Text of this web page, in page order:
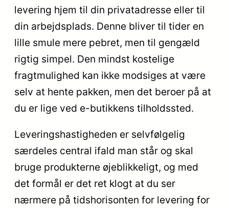
levering hjem til din privatadresse eller til
din arbejdsplads. Denne bliver til tider en
lille smule mere pebret, men til gengæld
rigtig simpel. Den mindst kostelige
fragtmulighed kan ikke modsiges at være
selv at hente pakken, men det beroer på at
du er lige ved e-butikkens tilholdssted.
Leveringshastigheden er selvfølgelig
særdeles central ifald man står og skal
bruge produkterne øjeblikkeligt, og med
det formål er det ret klogt at du ser
nærmere på tidshorisonten for levering for